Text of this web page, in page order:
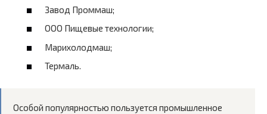
Завод Проммаш;
ООО Пищевые технологии;
Марихолодмаш;
Термаль.
Особой популярностью пользуется промышленное